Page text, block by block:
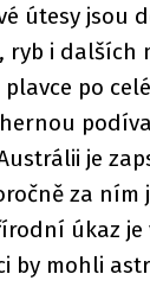
útesy jsou
ryb i dalších
po
je
za
úkaz je
by mohli